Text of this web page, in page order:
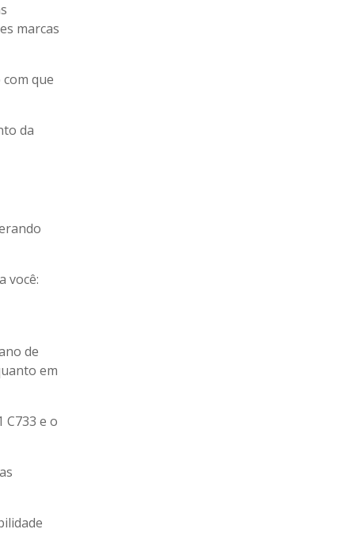
marcas
que
da
você:
de
em
e o